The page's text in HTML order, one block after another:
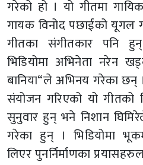
गरेको हो । यो गीतमा
गायक विनोद पछाईको यूगल
गीतका संगीतकार पनि
भिडियोमा अभिनेता नरेन
बानिया“ले अभिनय गरेका छन् ।
संयोजन गरिएको यो गीतको
सुनुवार हुन् भने निशान
गरेका हुन् । भिडियोमा
लिएर पुनर्निर्माणका